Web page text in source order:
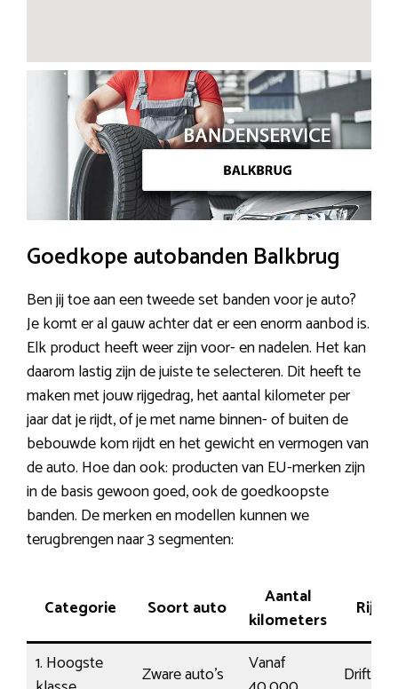
Goedkope autobanden Balkbrug
Ben jij toe aan een tweede set banden voor je auto?
Je komt er al gauw achter dat er een enorm aanbod is.
Elk product heeft weer zijn voor- en nadelen. Het kan
daarom lastig zijn de juiste te selecteren. Dit heeft te
maken met jouw rijgedrag, het aantal kilometer per
jaar dat je rijdt, of je met name binnen- of buiten de
bebouwde kom rijdt en het gewicht en vermogen van
de auto. Hoe dan ook: producten van EU-merken zijn
in de basis gewoon goed, ook de goedkoopste
banden. De merken en modellen kunnen we
terugbrengen naar 3 segmenten:
Categorie Soort auto
Aantal
kilometers
Rijstijl
1. Hoogste
Zware auto’s
Vanaf
Driftig